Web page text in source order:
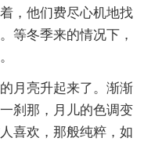
，他们费尽心机地找
等冬季来的情况下，
月亮升起来了。渐渐
刹那，月儿的色调变
喜欢，那般纯粹，如